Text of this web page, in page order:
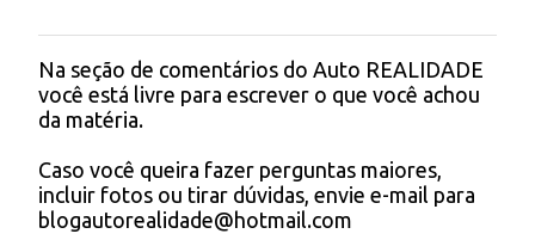
r
i
o
s
P
o
s
a
r
u
Na seção de comentários do Auto REALIDADE
você está livre para escrever o que você achou
da matéria.
Caso você queira fazer perguntas maiores,
incluir fotos ou tirar dúvidas, envie e-mail para
blogautorealidade@hotmail.com